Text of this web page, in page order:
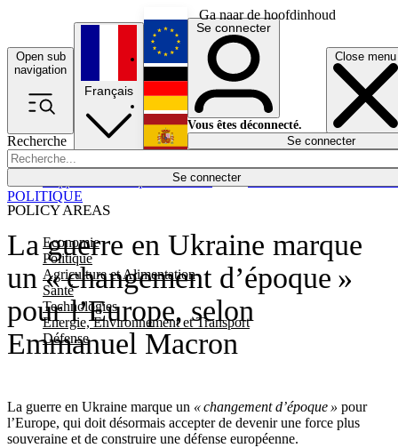
Ga naar de hoofdinhoud
Open sub
navigation
Close menu
Recherche
Se connecter
POLICY AREAS
Economie
Politique
Agriculture et Alimentation
Santé
Technologies
Energie, Environnement et Transport
Défense
Économie
Français
English
Deutsch
Español
Se connecter
Vous êtes déconnecté.
Se connecter
La guerre en Ukraine marque
un « changement d’époque »
pour l’Europe, selon
Emmanuel Macron
La guerre en Ukraine marque un « changement d’époque » pour
l’Europe, qui doit désormais accepter de devenir une force plus
souveraine et de construire une défense européenne.
POLITIQUE